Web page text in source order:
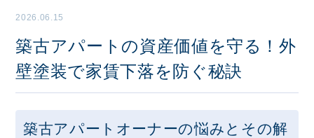
2026.06.15
築古アパートの資産価値を守る！外
壁塗装で家賃下落を防ぐ秘訣
築古アパートオーナーの悩みとその解